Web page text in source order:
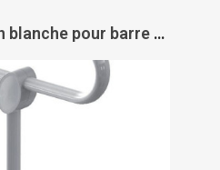
Béquille de soutien blanche pour barre relevable Arsis - PELLET